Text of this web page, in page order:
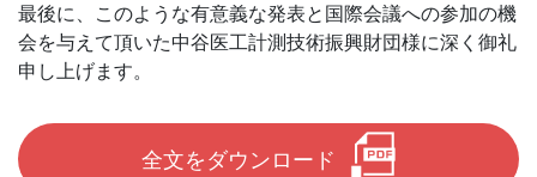
最後に、このような有意義な発表と国際会議への参加の機
会を与えて頂いた中谷医工計測技術振興財団様に深く御礼
申し上げます。
全文をダウンロード